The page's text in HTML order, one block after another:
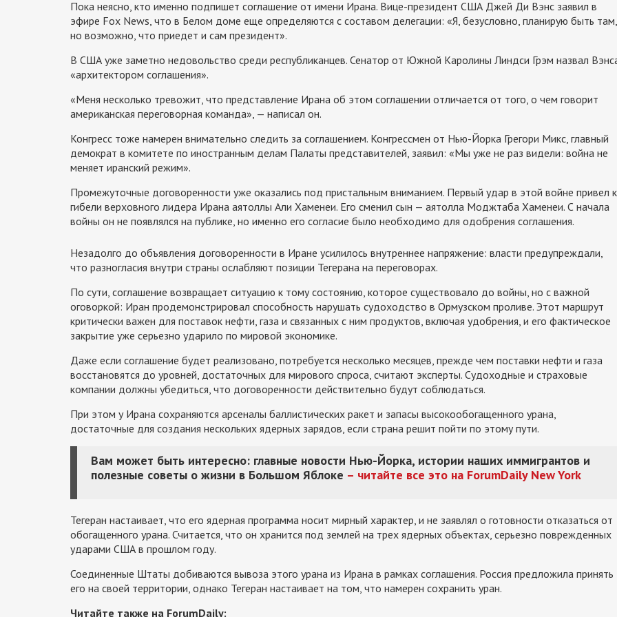
Пока неясно, кто именно подпишет соглашение от имени Ирана. Вице-президент США Джей Ди Вэнс заявил в
эфире Fox News, что в Белом доме еще определяются с составом делегации: «Я, безусловно, планирую быть там,
но возможно, что приедет и сам президент».
В США уже заметно недовольство среди республиканцев. Сенатор от Южной Каролины Линдси Грэм назвал
«архитектором соглашения».
«Меня несколько тревожит, что представление Ирана об этом соглашении отличается от того, о чем говорит
американская переговорная команда», — написал он.
Конгресс тоже намерен внимательно следить за соглашением. Конгрессмен от Нью-Йорка Грегори Микс, главный
демократ в комитете по иностранным делам Палаты представителей, заявил: «Мы уже не раз видели: война не
меняет иранский режим».
Промежуточные договоренности уже оказались под пристальным вниманием. Первый удар в этой войне привел к
гибели верховного лидера Ирана аятоллы Али Хаменеи. Его сменил сын — аятолла Моджтаба Хаменеи. С начала
войны он не появлялся на публике, но именно его согласие было необходимо для одобрения соглашения.
Незадолго до объявления договоренности в Иране усилилось внутреннее напряжение: власти предупреждали,
что разногласия внутри страны ослабляют позиции Тегерана на переговорах.
По сути, соглашение возвращает ситуацию к тому состоянию, которое существовало до войны, но с важной
оговоркой: Иран продемонстрировал способность нарушать судоходство в Ормузском проливе. Этот маршрут
критически важен для поставок нефти, газа и связанных с ним продуктов, включая удобрения, и его фактическое
закрытие уже серьезно ударило по мировой экономике.
Даже если соглашение будет реализовано, потребуется несколько месяцев, прежде чем поставки нефти и газа
восстановятся до уровней, достаточных для мирового спроса, считают эксперты. Судоходные и страховые
компании должны убедиться, что договоренности действительно будут соблюдаться.
При этом у Ирана сохраняются арсеналы баллистических ракет и запасы высокообогащенного урана,
достаточные для создания нескольких ядерных зарядов, если страна решит пойти по этому пути.
Вам может быть интересно: главные новости Нью-Йорка, истории наших иммигрантов и
полезные советы о жизни в Большом Яблоке – читайте все это на ForumDaily New York
Тегеран настаивает, что его ядерная программа носит мирный характер, и не заявлял о готовности отказаться от
обогащенного урана. Считается, что он хранится под землей на трех ядерных объектах, серьезно поврежденных
ударами США в прошлом году.
Соединенные Штаты добиваются вывоза этого урана из Ирана в рамках соглашения. Россия предложила принять
его на своей территории, однако Тегеран настаивает на том, что намерен сохранить уран.
Читайте также на ForumDaily: